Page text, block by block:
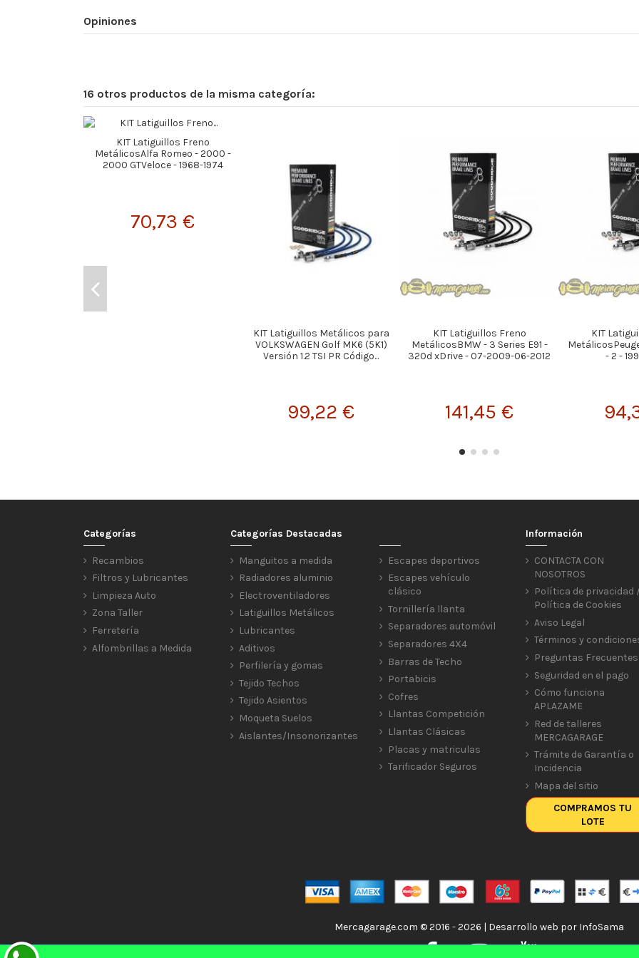
Opiniones
16 otros productos de la misma categoría:
KIT Latiguillos Freno
MetálicosAlfa Romeo - 2000 -
2000 GTVeloce - 1968-1974
70,73 €
KIT Latiguillos Metálicos para
VOLKSWAGEN Golf MK6 (5K1)
Versión 1.2 TSI PR Código...
99,22 €
KIT Latiguillos Freno
MetálicosBMW - 3 Series E91 -
320d xDrive - 07-2009-06-2012
141,45 €
KIT
- 2 -
Categorías
Recambios
Filtros y Lubricantes
Limpieza Auto
Zona Taller
Ferretería
Alfombrillas a Medida
Categorías Destacadas
Manguitos a medida
Radiadores aluminio
Electroventiladores
Latiguillos Metálicos
Lubricantes
Aditivos
Perfilería y gomas
Tejido Techos
Tejido Asientos
Moqueta Suelos
Aislantes/Insonorizantes
Escapes deportivos
Escapes vehículo
clásico
Tornillería llanta
Separadores automóvil
Separadores 4X4
Barras de Techo
Portabicis
Cofres
Llantas Competición
Llantas Clásicas
Placas y matriculas
Tarificador Seguros
Información
CONTACTA CON
NOSOTROS
Política de privacidad /
Política de Cookies
Aviso Legal
Términos y
Preguntas Frecuentes
Seguridad en el pago
Cómo funciona
APLAZAME
Red de talleres
MERCAGARAGE
Trámite de Garantía o
Incidencia
Mapa del sitio
COMPRAMOS TU
LOTE
Mercagarage.com © 2016 - 2026 | Desarrollo web por InfoSama